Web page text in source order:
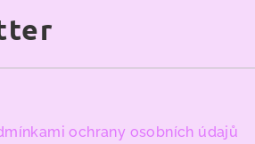
ochrany osobních údajů